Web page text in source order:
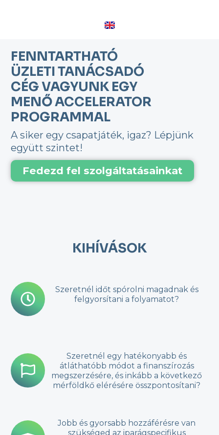
FENNTARTHATÓ
ÜZLETI TANÁCSADÓ
CÉG VAGYUNK EGY
MENŐ ACCELERATOR
PROGRAMMAL
A siker egy csapatjáték, igaz? Lépjünk
együtt szintet!
Fedezd fel szolgáltatásainkat
KIHÍVÁSOK
Szeretnél időt spórolni magadnak és
felgyorsítani a folyamatot?
Szeretnél egy hatékonyabb és
átláthatóbb módot a finanszírozás
megszerzésére, és inkább a következő
mérföldkő elérésére összpontosítani?
Jobb és gyorsabb hozzáférésre van
szükséged az iparágspecifikus